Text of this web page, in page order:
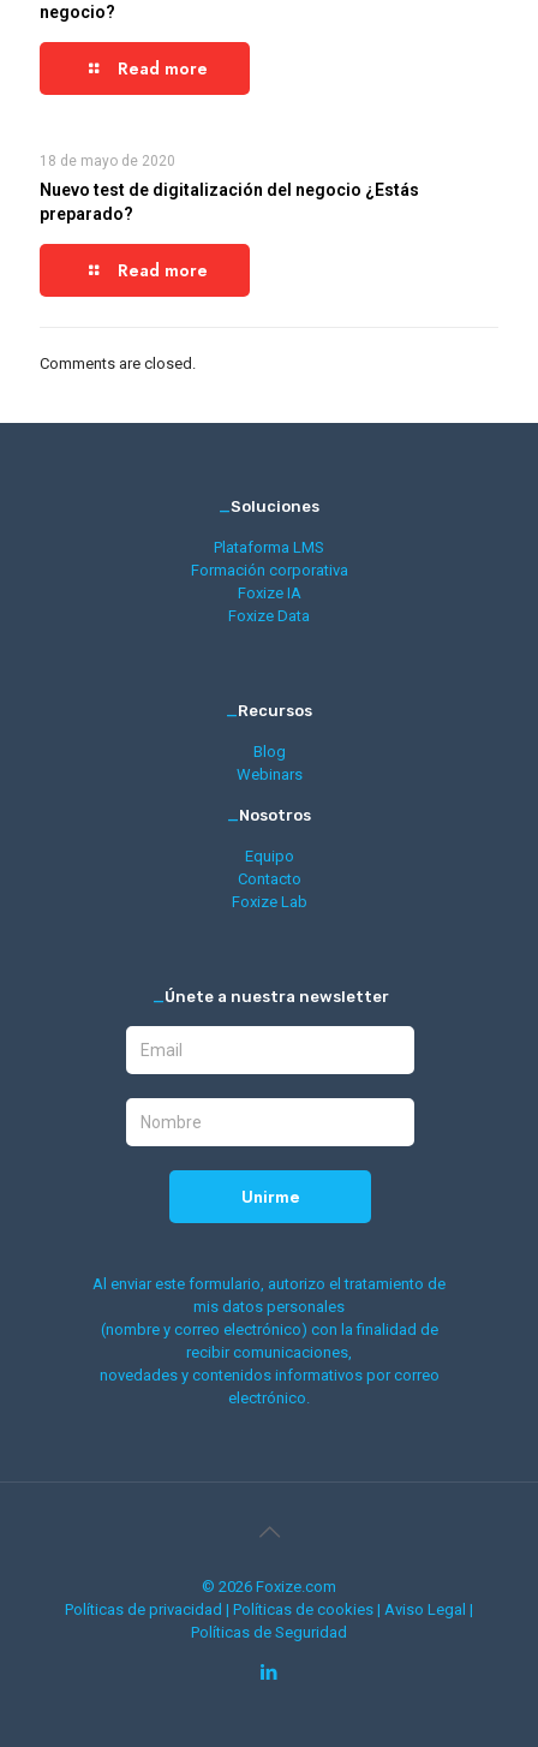
negocio?
Read more
18 de mayo de 2020
Nuevo test de digitalización del negocio ¿Estás
preparado?
Read more
Comments are closed.
Soluciones
Plataforma LMS
Formación corporativa
Foxize IA
Foxize Data
Recursos
Blog
Webinars
Nosotros
Equipo
Contacto
Foxize Lab
Únete a nuestra newsletter
Al enviar este formulario, autorizo el tratamiento de
mis datos personales
(nombre y correo electrónico) con la finalidad de
recibir comunicaciones,
novedades y contenidos informativos por correo
electrónico.
© 2026 Foxize.com
Políticas de privacidad | Políticas de cookies | Aviso Legal |
Políticas de Seguridad